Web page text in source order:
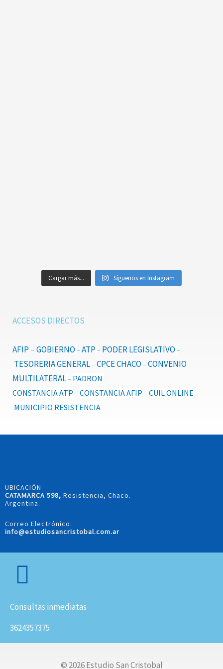
Cargar más... Síguenos en Instagram
ACCESOS DIRECTOS
AFIP–GOBIERNO – ATP– PODER LEGISLATIVO –
TESORERIA GENERAL– CPCE CHACO – CONVENIO
MULTILATERAL– PADRON
CONSTANCIA ATP – CONSTANCIA AFIP – CUIL ONLINE –
MUNICIPIO RESISTENCIA
UBICACIÓN
CATAMARCA 598, Resistencia, Chaco.
Argentina.
Correo Electrónico:
info@estudiosancristobal.com.ar
Consultas inmediatas
3624357375
© 2026 Estudio San Cristobal